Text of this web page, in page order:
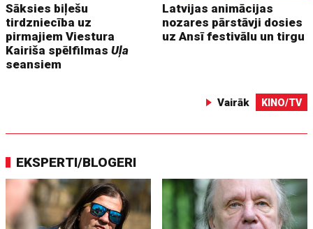
Sāksies biļešu
tirdzniecība uz
pirmajiem Viestura
Kairiša spēlfilmasUļa
seansiem
Latvijas animācijas
nozares pārstāvji dosies
uz Ansī festivālu un tirgu
Vairāk KINO/TV
EKSPERTI/BLOGERI